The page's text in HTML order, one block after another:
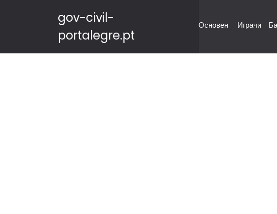
gov-civil-
portalegre.pt
Основен Играчи